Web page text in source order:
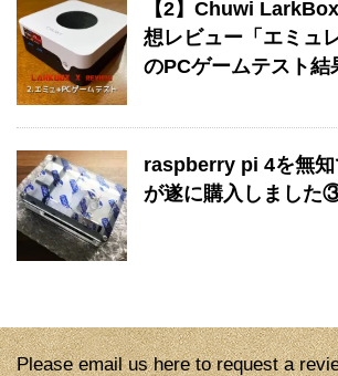
【2】Chuwi
想レビュー「エミュ
のPCゲームテスト結
raspberry pi 4を無知
が遂に購入しました
Please email us here to request a